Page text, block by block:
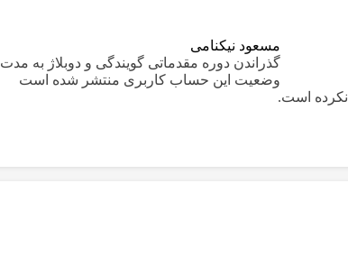
مسعود نیکنامی
گذراندن دوره مقدماتی گویندگی و دوبلاژ به مدت ۷۲ ساعت
وضعیت این حساب کاربری منتشر شده است
نکرده است.